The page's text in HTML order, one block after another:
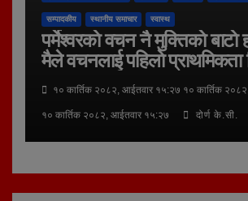
सम्पादकीय स्थानीय समाचार स्वास्थ
पर्मेश्वरकाे वचन नै मुक्तिकाे बाटाे
मैले वचनलाई पहिलाे प्राथमिकता
वडा अध्यक्ष वि.क.
१० कार्तिक २०८२, आईतवार १५:२७ १० कार्तिक
१० कार्तिक २०८२, आईतवार १५:२७ दोर्ण के.सी.